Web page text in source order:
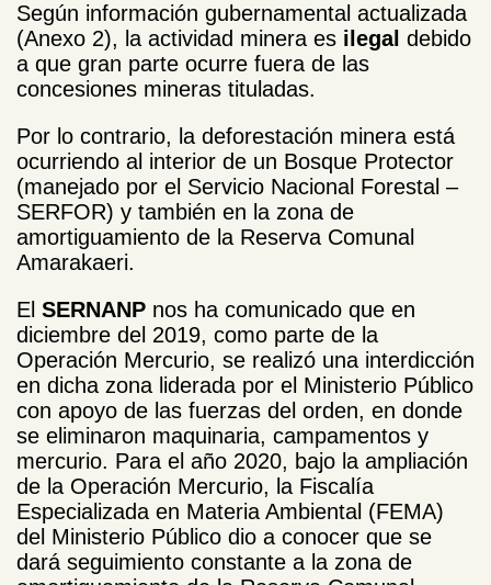
Según información gubernamental actualizada
(Anexo 2), la actividad minera es ilegal debido
a que gran parte ocurre fuera de las
concesiones mineras tituladas.
Por lo contrario, la deforestación minera está
ocurriendo al interior de un Bosque Protector
(manejado por el Servicio Nacional Forestal –
SERFOR) y también en la zona de
amortiguamiento de la Reserva Comunal
Amarakaeri.
El SERNANP nos ha comunicado que en
diciembre del 2019, como parte de la
Operación Mercurio, se realizó una interdicción
en dicha zona liderada por el Ministerio Público
con apoyo de las fuerzas del orden, en donde
se eliminaron maquinaria, campamentos y
mercurio. Para el año 2020, bajo la ampliación
de la Operación Mercurio, la Fiscalía
Especializada en Materia Ambiental (FEMA)
del Ministerio Público dio a conocer que se
dará seguimiento constante a la zona de